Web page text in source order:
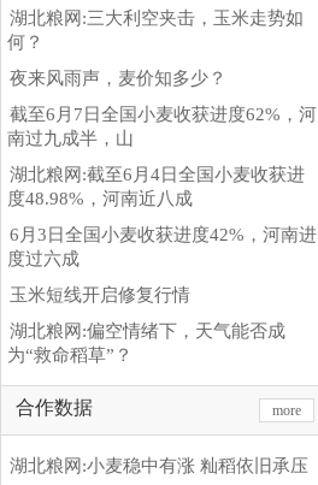
湖北粮网:三大利空夹击，玉米走势如
何？
夜来风雨声，麦价知多少？
截至6月7日全国小麦收获进度62%，河
南过九成半，山
湖北粮网:截至6月4日全国小麦收获进
度48.98%，河南近八成
6月3日全国小麦收获进度42%，河南进
度过六成
玉米短线开启修复行情
湖北粮网:偏空情绪下，天气能否成
为“救命稻草”？
合作数据 more
湖北粮网:小麦稳中有涨 籼稻依旧承压